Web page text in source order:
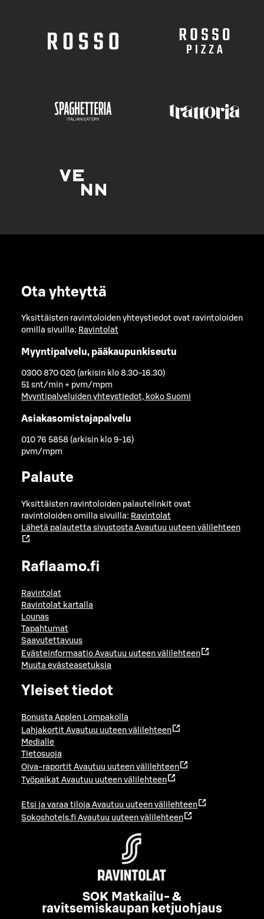
Ota yhteyttä
Yksittäisten ravintoloiden yhteystiedot ovat ravintoloiden
omilla sivuilla: Ravintolat
Myyntipalvelu, pääkaupunkiseutu
0300 870 020 (arkisin klo 8.30-16.30)
51 snt/min + pvm/mpm
Myyntipalveluiden yhteystiedot, koko Suomi
Asiakasomistajapalvelu
010 76 5858 (arkisin klo 9-16)
pvm/mpm
Palaute
Yksittäisten ravintoloiden palautelinkit ovat
ravintoloiden omilla sivuilla: Ravintolat
Lähetä palautetta sivustosta Avautuu uuteen välilehteen
Raflaamo.fi
Ravintolat
Ravintolat kartalla
Lounas
Tapahtumat
Saavutettavuus
Evästeinformaatio Avautuu uuteen välilehteen
Muuta evästeasetuksia
Yleiset tiedot
Bonusta Applen Lompakolla
Lahjakortit Avautuu uuteen välilehteen
Medialle
Tietosuoja
Oiva-raportit Avautuu uuteen välilehteen
Työpaikat Avautuu uuteen välilehteen
Etsi ja varaa tiloja Avautuu uuteen välilehteen
Sokoshotels.fi Avautuu uuteen välilehteen
SOK Matkailu- &
ravitsemiskaupan ketjuohjaus